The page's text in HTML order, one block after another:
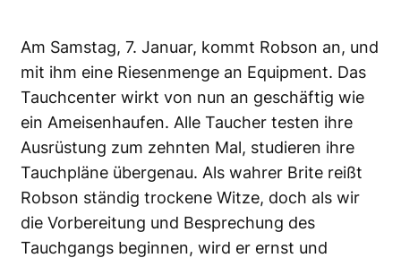
Am Samstag, 7. Januar, kommt Robson an, und
mit ihm eine Riesenmenge an Equipment. Das
Tauchcenter wirkt von nun an geschäftig wie
ein Ameisenhaufen. Alle Taucher testen ihre
Ausrüstung zum zehnten Mal, studieren ihre
Tauchpläne übergenau. Als wahrer Brite reißt
Robson ständig trockene Witze, doch als wir
die Vorbereitung und Besprechung des
Tauchgangs beginnen, wird er ernst und